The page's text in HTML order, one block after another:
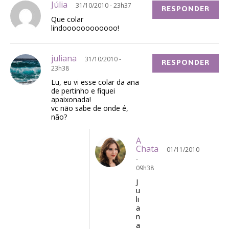
Júlia 31/10/2010 - 23h37
Que colar
lindoooooooooooo!
RESPONDER
juliana
31/10/2010 -
23h38
Lu, eu vi esse colar da ana
de pertinho e fiquei
apaixonada!
vc não sabe de onde é,
não?
RESPONDER
A
Chata
01/11/2010
-
09h38
J
u
li
a
n
a